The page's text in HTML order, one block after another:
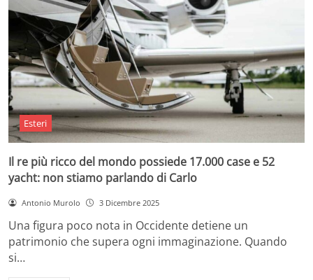
Esteri
Il re più ricco del mondo possiede 17.000 case e 52
yacht: non stiamo parlando di Carlo
Antonio Murolo 3 Dicembre 2025
Una figura poco nota in Occidente detiene un
patrimonio che supera ogni immaginazione. Quando
si…